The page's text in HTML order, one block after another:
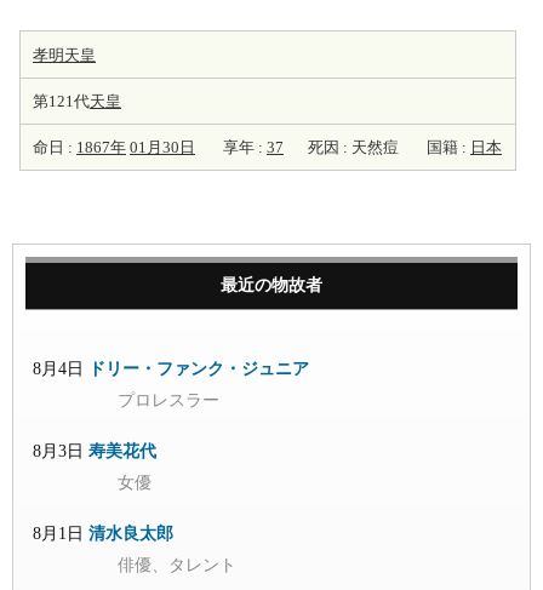
孝明天皇
第121代天皇
命日 : 1867年 01月30日 享年 : 37 死因 : 天然痘 国籍 : 日本
最近の物故者
8月4日
ドリー・ファンク・ジュニア
プロレスラー
8月3日 寿美花代
女優
8月1日 清水良太郎
俳優、タレント